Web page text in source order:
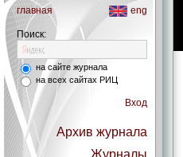
главная eng
Поиск:
на сайте журнала
на всех сайтах РИЦ
Вход
Архив журнала
Журналы